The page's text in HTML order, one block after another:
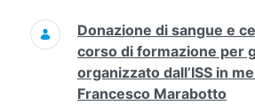
Donazione di sangue e
corso di formazione per
organizzato dall’ISS in
Francesco Marabotto